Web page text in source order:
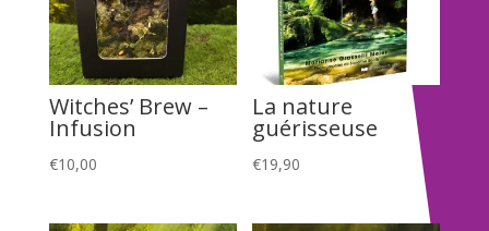
Witches’ Brew –
Infusion
€10,00
La nature
guérisseuse
€19,90